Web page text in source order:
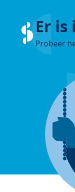
Er is
Probeer